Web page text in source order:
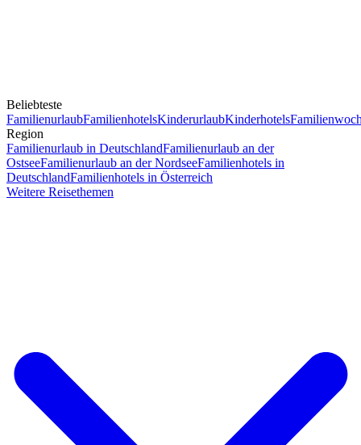
Beliebteste
FamilienurlaubFamilienhotelsKinderurlaubKinderhotels
Region
Familienurlaub in DeutschlandFamilienurlaub an der
OstseeFamilienurlaub an der NordseeFamilienhotels in
DeutschlandFamilienhotels in Österreich
Weitere Reisethemen